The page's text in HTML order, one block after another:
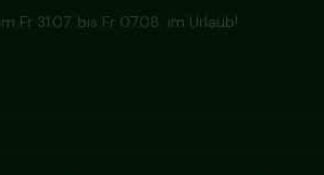
Winzer Champagner Spezialist seit 2006